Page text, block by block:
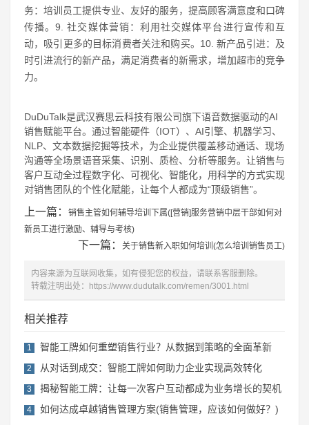
务：培训员工提供专业、友好的服务，提高顾客满意度和口碑
传播。9. 社交媒体营销：利用社交媒体平台进行宣传和互
动，吸引更多的目标消费者关注和购买。10. 新产品引进：及
时引进流行的新产品，满足消费者的新需求，增加超市的竞争
力。
DuDuTalk是武汉赛思云科技有限公司旗下语音数据驱动的AI
销售赋能平台。通过智能硬件（IOT）、AI引擎、机器学习、
NLP、文本数据挖掘等技术，为企业提供覆盖移动通话、现场
沟通等全场景语音采集、识别、质检、分析等服务。让销售与
客户互动全过程数字化、可视化、智能化，用科学的方式实现
对销售团队的个性化赋能，让每个人都成为“顶级销售”。
上一篇：
销售主管如何辅导培训下属([营销]服务营销中层干部如何对
新员工进行激励、辅导与考核)
下一篇： 关于销售新入职如何培训(怎么培训销售员工)
内容来源为互联网收集，如有侵犯您的权益，请联系客服删除。
转载注明出处： https://www.dudutalk.com/remen/3001.html
相关推荐
1 智能工牌如何重塑销售行业？从数据到策略的全面革新
2 从对话到成交：智能工牌如何助力企业实现高效转化
3 揭秘智能工牌：让每一次客户互动都成为业务增长的契机
4
如何达成卓越销售管理方案(销售管理，应该如何做好？)